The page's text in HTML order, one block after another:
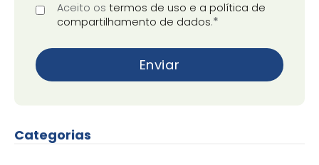
Aceito os termos de uso e a política de
compartilhamento de dados.*
Categorias